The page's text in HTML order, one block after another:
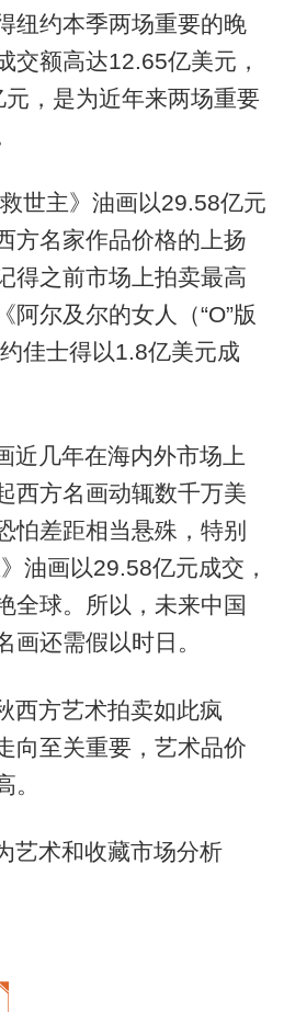
纽约本季两场重要的晚
交额高达12.65亿美元，
，是为近年来两场重要
世主》油画以29.58亿元
方名家作品价格的上扬
得之前市场上拍卖最高
阿尔及尔的女人（“O”版
佳士得以1.8亿美元成
近几年在海内外市场上
西方名画动辄数千万美
怕差距相当悬殊，特别
油画以29.58亿元成交，
全球。所以，未来中国
画还需假以时日。
西方艺术拍卖如此疯
向至关重要，艺术品价
。
艺术和收藏市场分析